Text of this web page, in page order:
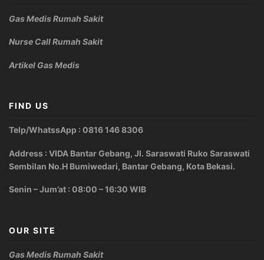
Gas Medis Rumah Sakit
Nurse Call Rumah Sakit
Artikel Gas Medis
FIND US
Telp/WhatssApp : 0816 146 8306
Address : VIDA Bantar Gebang, Jl. Saraswati Ruko Saraswati
Sembilan No.H Bumiwedari, Bantar Gebang, Kota Bekasi.
Senin – Jum’at : 08:00 – 16:30 WIB
OUR SITE
Gas Medis Rumah Sakit